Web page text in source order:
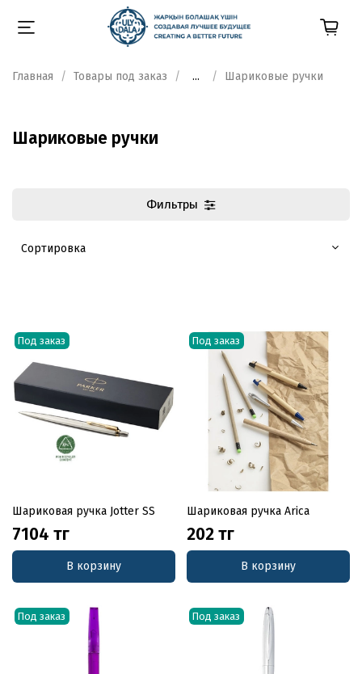
Главная Товары под заказ ... Шариковые ручки
Шариковые ручки
Фильтры
Под заказ
Шариковая ручка Jotter SS
7104 тг
В корзину
Под заказ
Шариковая ручка Arica
202 тг
В корзину
Под заказ Под заказ